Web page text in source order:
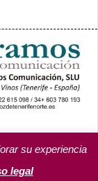
OROTAVA (3)
CULTURAsu experiencia
legal